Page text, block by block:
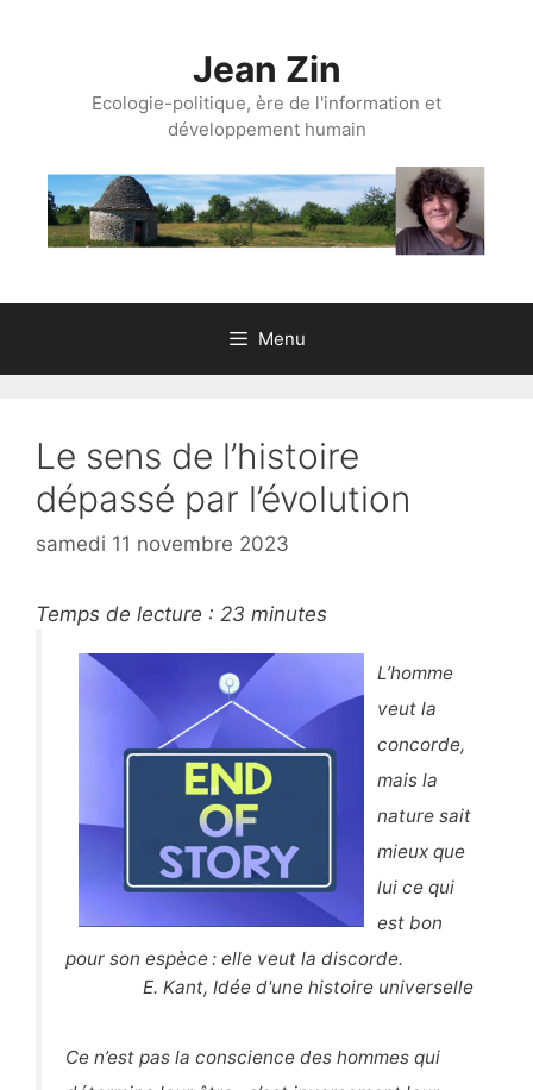
Jean Zin
Ecologie-politique, ère de l'information et
développement humain
Menu
Le sens de l’histoire
dépassé par l’évolution
samedi 11 novembre 2023
Temps de lecture : 23 minutes
L’homme
veut la
concorde,
mais la
nature sait
mieux que
lui ce qui
est bon
pour son espèce : elle veut la discorde.
E. Kant, Idée d'une histoire universelle
Ce n’est pas la conscience des hommes qui